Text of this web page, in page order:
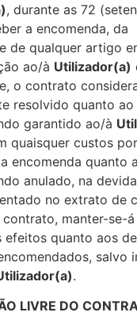
, durante as 72
a encomenda, da
de qualquer artigo
ao/à Utilizador(a)
o contrato
resolvido quanto
garantido ao/à
quaisquer custos
encomenda quanto
anulado, na
no extrato de
contrato, manter-se-
efeitos quanto aos
salvo
.
LIVRE DO